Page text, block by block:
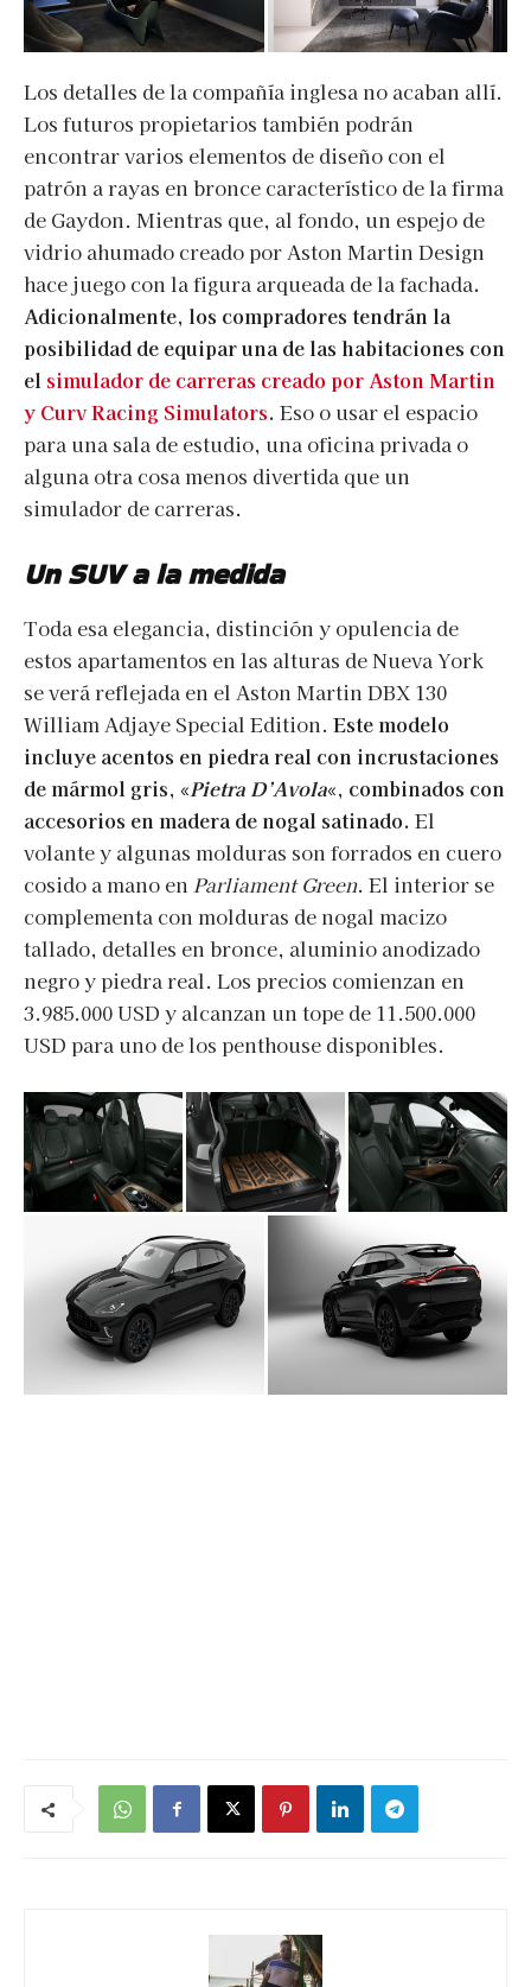
Los detalles de la compañía inglesa no acaban allí.
Los futuros propietarios también podrán
encontrar varios elementos de diseño con el
patrón a rayas en bronce característico de la firma
de Gaydon. Mientras que, al fondo, un espejo de
vidrio ahumado creado por Aston Martin Design
hace juego con la figura arqueada de la fachada.
Adicionalmente, los compradores tendrán la
posibilidad de equipar una de las habitaciones con
el simulador de carreras creado por Aston Martin
y Curv Racing Simulators. Eso o usar el espacio
para una sala de estudio, una oficina privada o
alguna otra cosa menos divertida que un
simulador de carreras.
Un SUV a la medida
Toda esa elegancia, distinción y opulencia de
estos apartamentos en las alturas de Nueva York
se verá reflejada en el Aston Martin DBX 130
William Adjaye Special Edition. Este modelo
incluye acentos en piedra real con incrustaciones
de mármol gris, «Pietra D’Avola«, combinados con
accesorios en madera de nogal satinado. El
volante y algunas molduras son forrados en cuero
cosido a mano en Parliament Green. El interior se
complementa con molduras de nogal macizo
tallado, detalles en bronce, aluminio anodizado
negro y piedra real. Los precios comienzan en
3.985.000 USD y alcanzan un tope de 11.500.000
USD para uno de los penthouse disponibles.